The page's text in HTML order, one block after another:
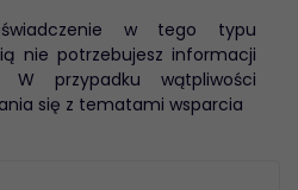
w tego typu
nie potrzebujesz informacji
przypadku wątpliwości
się z tematami wsparcia